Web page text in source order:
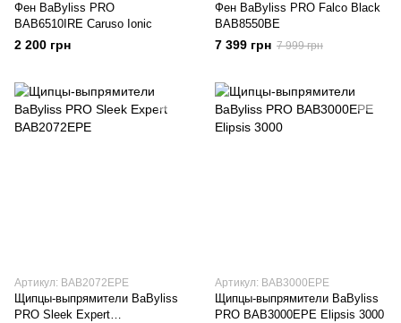
Фен BaByliss PRO
BAB6510IRE Caruso Ionic
2 200 грн
Фен BaByliss PRO Falco Black
BAB8550BE
7 399 грн 7 999 грн
Артикул: BAB2072EPE
Щипцы-выпрямители BaByliss
PRO Sleek Expert
Артикул: BAB3000EPE
Щипцы-выпрямители BaByliss
PRO BAB3000EPE Elipsis 3000